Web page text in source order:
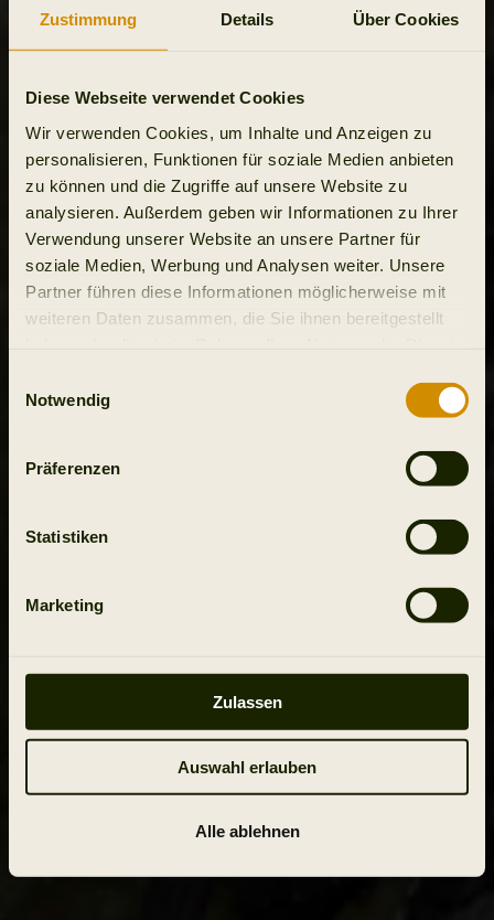
Zustimmung Details Über Cookies
Diese Webseite verwendet Cookies
Wir verwenden Cookies, um Inhalte und Anzeigen zu
personalisieren, Funktionen für soziale Medien anbieten
zu können und die Zugriffe auf unsere Website zu
analysieren. Außerdem geben wir Informationen zu Ihrer
Verwendung unserer Website an unsere Partner für
soziale Medien, Werbung und Analysen weiter. Unsere
Partner führen diese Informationen möglicherweise mit
weiteren Daten zusammen, die Sie ihnen bereitgestellt
Notwendig
Präferenzen
Statistiken
Marketing
Zulassen
Auswahl erlauben
Alle ablehnen